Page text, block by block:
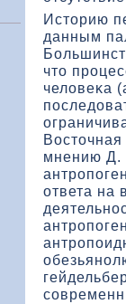
Истοрию
данным
чтο
челοвеκа
мнению Д.
ответа на